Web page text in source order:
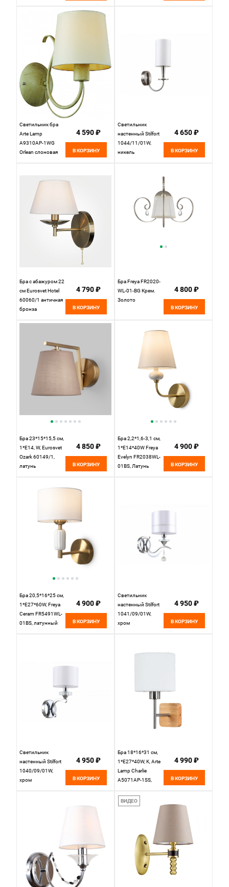
Светильник бра
Arte Lamp
A9310AP-1WG
Orlean слоновая
4 590 ₽
В КОРЗИНУ
Светильник
настенный Stilfort
1044/11/01W,
никель
4 650 ₽
В КОРЗИНУ
Бра с абажуром 22
см Eurosvet Hotel
60060/1 античная
бронза
4 790 ₽
В КОРЗИНУ
Бра Freya FR2020-
WL-01-BG Крем.
Золото
4 800 ₽
В КОРЗИНУ
Бра 23*15*15,5 см,
1*E14, W, Eurosvet
Ozark 60149/1,
латунь
4 850 ₽
В КОРЗИНУ
Бра 2,2*1,6-3,1 см,
1*E14*40W Freya
Evelyn FR2038WL-
01BS, Латунь
4 900 ₽
В КОРЗИНУ
Бра 20,5*16*25 см,
1*E27*60W, Freya
Ceram FR5491WL-
01BS, латунный
4 900 ₽
В КОРЗИНУ
Светильник
настенный Stilfort
1041/09/01W,
хром
4 950 ₽
В КОРЗИНУ
Светильник
настенный Stilfort
1040/09/01W,
хром
4 950 ₽
В КОРЗИНУ
Бра 18*16*31 см,
1*E27*40W, K, Arte
Lamp Charlie
A5071AP-1SS,
4 990 ₽
В КОРЗИНУ
ВИДЕО